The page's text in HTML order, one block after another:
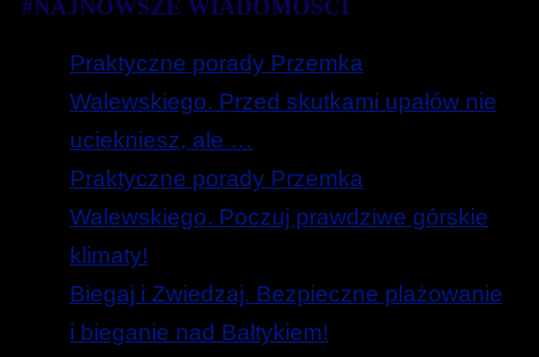
#NAJNOWSZE WIADOMOŚCI
Praktyczne porady Przemka
Walewskiego. Przed skutkami upałów nie
uciekniesz, ale …
Praktyczne porady Przemka
Walewskiego. Poczuj prawdziwe górskie
klimaty!
Biegaj i Zwiedzaj. Bezpieczne plażowanie
i bieganie nad Bałtykiem!